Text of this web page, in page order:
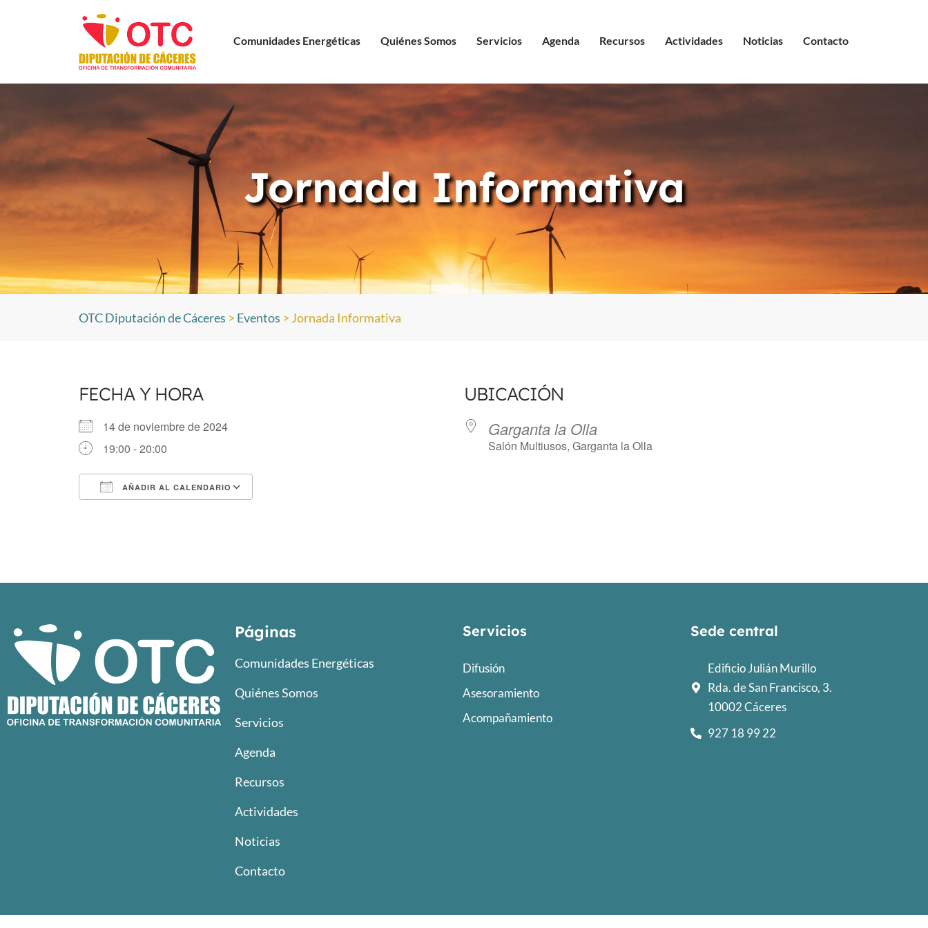
Comunidades Energéticas Quiénes Somos Servicios Agenda Recursos Actividades Noticias Contacto
Jornada Informativa
OTC Diputación de Cáceres > Eventos > Jornada Informativa
FECHA Y HORA
14 de noviembre de 2024
19:00 - 20:00
AÑADIR AL CALENDARIO
UBICACIÓN
Garganta la Olla
Salón Multiusos, Garganta la Olla
Páginas
Comunidades Energéticas
Quiénes Somos
Servicios
Agenda
Recursos
Actividades
Noticias
Contacto
Servicios
Difusión
Asesoramiento
Acompañamiento
Sede central
Edificio Julián Murillo
Rda. de San Francisco, 3.
10002 Cáceres
927 18 99 22